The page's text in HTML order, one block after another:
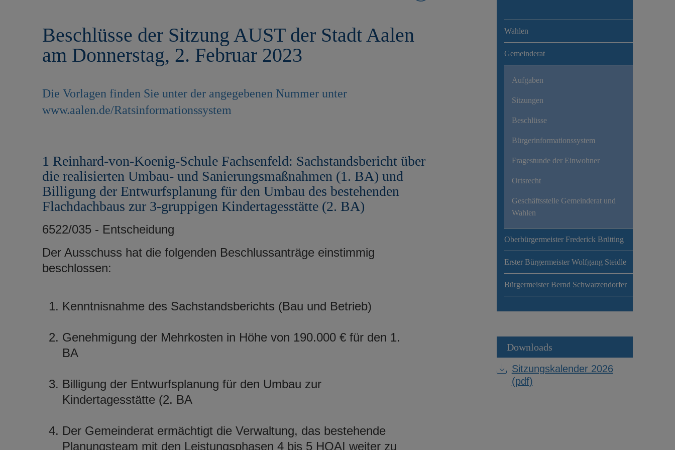
Beschlüsse der Sitzung AUST der Stadt Aalen
am Donnerstag, 2. Februar 2023
Die Vorlagen finden Sie unter der angegebenen Nummer unter
www.aalen.de/Ratsinformationssystem
1 Reinhard-von-Koenig-Schule Fachsenfeld: Sachstandsbericht über
die realisierten Umbau- und Sanierungsmaßnahmen (1. BA) und
Billigung der Entwurfsplanung für den Umbau des bestehenden
Flachdachbaus zur 3-gruppigen Kindertagesstätte (2. BA)
6522/035 - Entscheidung
Der Ausschuss hat die folgenden Beschlussanträge einstimmig
beschlossen:
Kenntnisnahme des Sachstandsberichts (Bau und Betrieb)
Genehmigung der Mehrkosten in Höhe von 190.000 € für den 1.
BA
Billigung der Entwurfsplanung für den Umbau zur
Kindertagesstätte (2. BA
Der Gemeinderat ermächtigt die Verwaltung, das bestehende
Planungsteam mit den Leistungsphasen 4 bis 5 HOAI weiter zu
Wahlen
Gemeinderat
Aufgaben
Sitzungen
Beschlüsse
Bürgerinformationssystem
Fragestunde der Einwohner
Ortsrecht
Geschäftsstelle Gemeinderat und
Wahlen
Oberbürgermeister Frederick Brütting
Erster Bürgermeister Wolfgang Steidle
Bürgermeister Bernd Schwarzendorfer
Downloads
Sitzungskalender 2026
(pdf)